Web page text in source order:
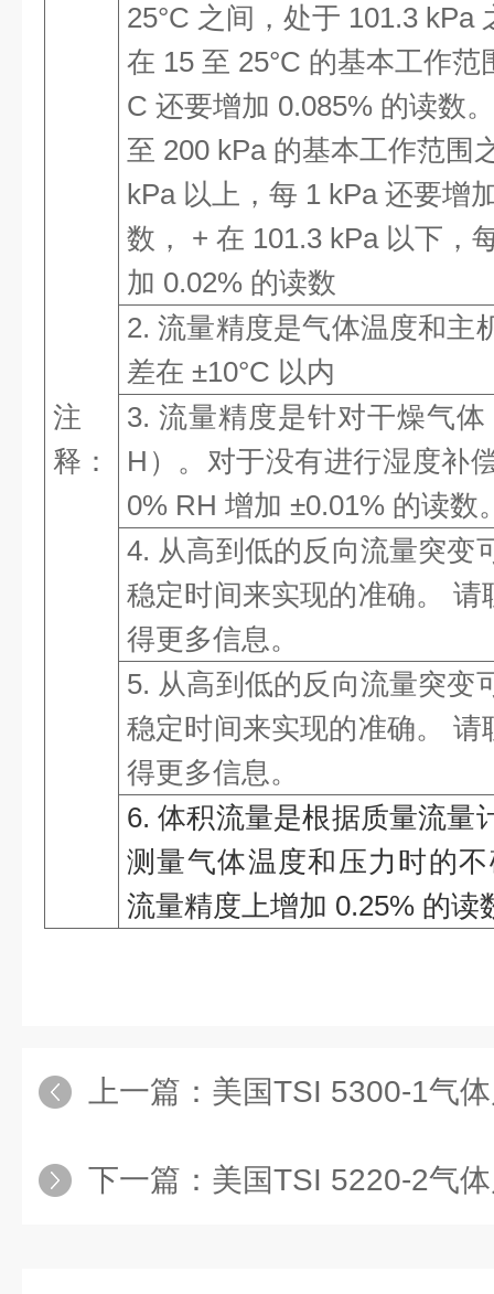
注
释：
25°C 之间，处于 101.3 kPa
在 15 至 25°C 的基本工作范
C 还要增加 0.085% 的读数
至 200 kPa 的基本工作范围
kPa 以上，每 1 kPa 还要增
数， + 在 101.3 kPa 以下，
加 0.02% 的读数
2. 流量精度是气体温度和主
差在 ±10°C 以内
3. 流量精度是针对干燥气
H）。对于没有进行湿度补
0% RH 增加 ±0.01% 的读数
4. 从高到低的反向流量突变
稳定时间来实现的准确。 请
得更多信息。
5. 从高到低的反向流量突变
稳定时间来实现的准确。 请
得更多信息。
6. 体积流量是根据质量流量
测量气体温度和压力时的
流量精度上增加 0.25% 的读
上一篇： 美国TSI 5300-1气
下一篇： 美国TSI 5220-2气